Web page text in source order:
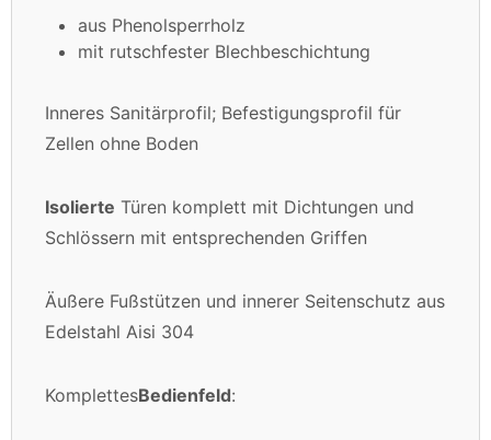
aus Phenolsperrholz
mit rutschfester Blechbeschichtung
Inneres Sanitärprofil; Befestigungsprofil für
Zellen ohne Boden
Isolierte Türen komplett mit Dichtungen und
Schlössern mit entsprechenden Griffen
Äußere Fußstützen und innerer Seitenschutz aus
Edelstahl Aisi 304
KomplettesBedienfeld: